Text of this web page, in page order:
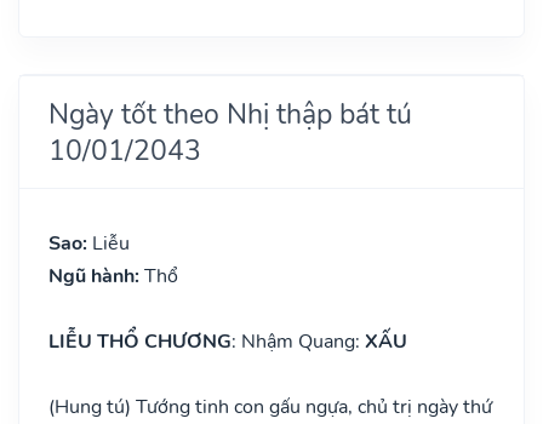
Ngày tốt theo Nhị thập bát tú
10/01/2043
Sao: Liễu
Ngũ hành: Thổ
LIỄU THỔ CHƯƠNG: Nhậm Quang: XẤU
(Hung tú) Tướng tinh con gấu ngựa, chủ trị ngày thứ